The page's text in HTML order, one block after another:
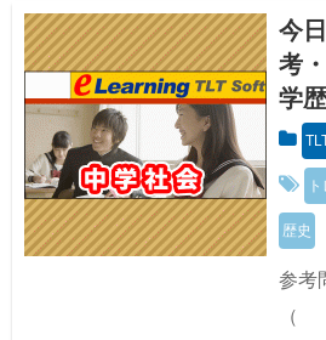
今
考
学歴
歴史
参考
（